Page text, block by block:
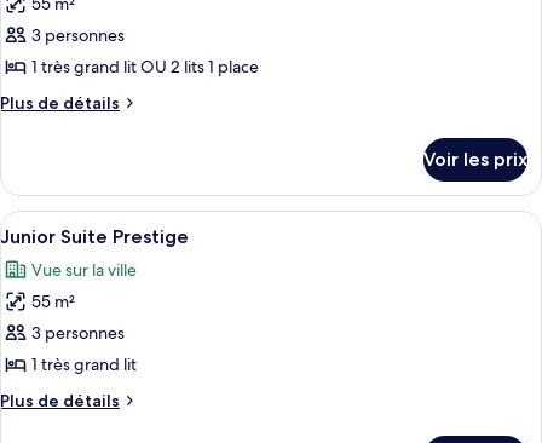
Suite
Supérieure
les
photos
pour
ce
chambre :
Junior
Suite
Deluxe
3 personnes
1 très grand lit OU 2 lits 1 place
Plus de détails
Plus
le
type
de
Junior
Suite
Voir les prix
Afficher
toutes
les
photos
pour
ce
type
de
Une chambre spacieuse avec un
5
Junior Suite Prestige
Vue sur la ville
55 m²
3 personnes
1 très grand lit
Plus de détails
Plus